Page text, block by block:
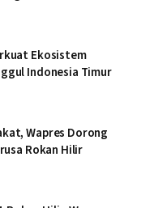
Ekosistem
Indonesia Timur
Wapres Dorong
Rokan Hilir